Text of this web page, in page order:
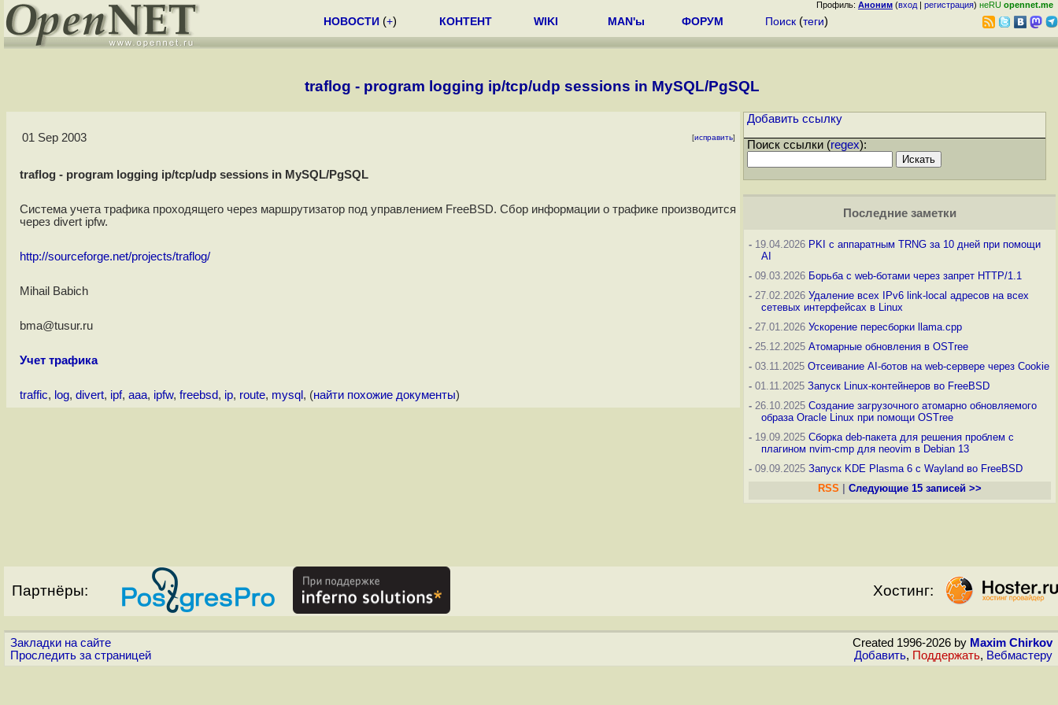
Профиль: Аноним (вход | регистрация) неRU opennet.me
НОВОСТИ (+) КОНТЕНТ WIKI MAN'ы ФОРУМ Поиск (теги)
traflog - program logging ip/tcp/udp sessions in MySQL/PgSQL
01 Sep 2003 [исправить]
traflog - program logging ip/tcp/udp sessions in MySQL/PgSQL
Система учета трафика проходящего через маршрутизатор под управлением FreeBSD. Сбор информации о трафике производится
через divert ipfw.
http://sourceforge.net/projects/traflog/
Mihail Babich
bma@tusur.ru
Учет трафика
traffic, log, divert, ipf, aaa, ipfw, freebsd, ip, route, mysql , (найти похожие документы)
Добавить ссылку
Поиск ссылки (regex):
Последние заметки
- 19.04.2026 PKI с аппаратным TRNG за 10 дней при помощи
AI
- 09.03.2026 Борьба с web-ботами через запрет HTTP/1.1
- 27.02.2026 Удаление всех IPv6 link-local адресов на всех
сетевых интерфейсах в Linux
- 27.01.2026 Ускорение пересборки llama.cpp
- 25.12.2025 Атомарные обновления в OSTree
- 03.11.2025 Отсеивание AI-ботов на web-сервере через Cookie
- 01.11.2025 Запуск Linux-контейнеров во FreeBSD
- 26.10.2025 Создание загрузочного атомарно обновляемого
образа Oracle Linux при помощи OSTree
- 19.09.2025 Сборка deb-пакета для решения проблем с
плагином nvim-cmp для neovim в Debian 13
- 09.09.2025 Запуск KDE Plasma 6 с Wayland во FreeBSD
RSS
Следующие 15 записей >>
Партнёры: Хостинг:
Закладки на сайте
Проследить за страницей
Created 1996-2026 by Maxim Chirkov
Добавить, Поддержать, Вебмастеру